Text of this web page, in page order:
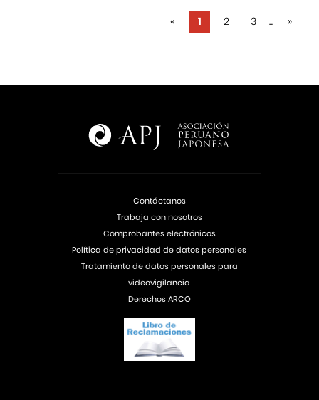
« 1 2 3 ... »
Contáctanos
Trabaja con nosotros
Comprobantes electrónicos
Política de privacidad de datos personales
Tratamiento de datos personales para
videovigilancia
Derechos ARCO